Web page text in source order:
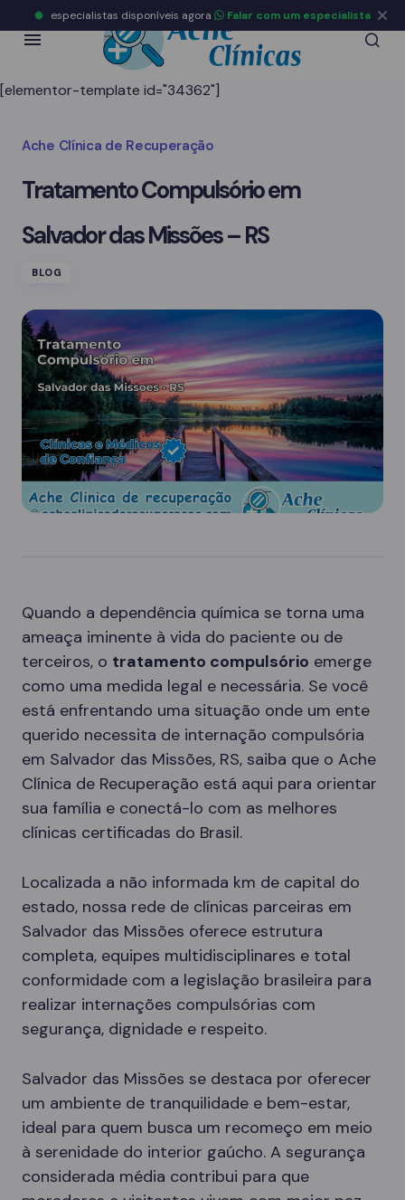
[elementor-template id="34362"]
Ache Clínica de Recuperação
Tratamento Compulsório em
Salvador das Missões – RS
BLOG
Quando a dependência química se torna uma
ameaça iminente à vida do paciente ou de
terceiros, o tratamento compulsório emerge
como uma medida legal e necessária. Se você
está enfrentando uma situação onde um ente
querido necessita de internação compulsória
em Salvador das Missões, RS, saiba que o Ache
Clínica de Recuperação está aqui para orientar
sua família e conectá-lo com as melhores
clínicas certificadas do Brasil.
Localizada a não informada km de capital do
estado, nossa rede de clínicas parceiras em
Salvador das Missões oferece estrutura
completa, equipes multidisciplinares e total
conformidade com a legislação brasileira para
realizar internações compulsórias com
segurança, dignidade e respeito.
Salvador das Missões se destaca por oferecer
um ambiente de tranquilidade e bem-estar,
ideal para quem busca um recomeço em meio
à serenidade do interior gaúcho. A segurança
considerada média contribui para que
especialistas disponíveis agora Falar com um especialista